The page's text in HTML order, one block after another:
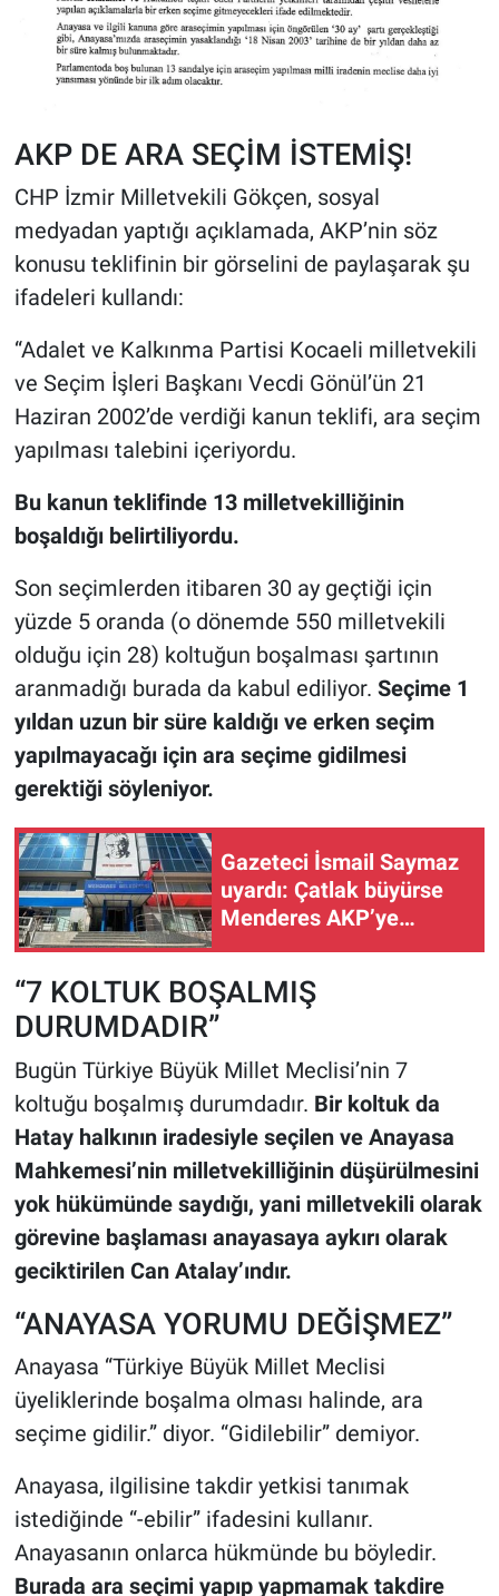
AKP DE ARA SEÇİM İSTEMİŞ!
CHP İzmir Milletvekili Gökçen, sosyal
medyadan yaptığı açıklamada, AKP’nin söz
konusu teklifinin bir görselini de paylaşarak şu
ifadeleri kullandı:
“Adalet ve Kalkınma Partisi Kocaeli milletvekili
ve Seçim İşleri Başkanı Vecdi Gönül’ün 21
Haziran 2002’de verdiği kanun teklifi, ara seçim
yapılması talebini içeriyordu.
Bu kanun teklifinde 13 milletvekilliğinin
boşaldığı belirtiliyordu.
Son seçimlerden itibaren 30 ay geçtiği için
yüzde 5 oranda (o dönemde 550 milletvekili
olduğu için 28) koltuğun boşalması şartının
aranmadığı burada da kabul ediliyor. Seçime 1
yıldan uzun bir süre kaldığı ve erken seçim
yapılmayacağı için ara seçime gidilmesi
gerektiği söyleniyor.
Gazeteci İsmail Saymaz
uyardı: Çatlak büyürse
Menderes AKP’ye
geçebilir!
“7 KOLTUK BOŞALMIŞ
DURUMDADIR”
Bugün Türkiye Büyük Millet Meclisi’nin 7
koltuğu boşalmış durumdadır. Bir koltuk da
Hatay halkının iradesiyle seçilen ve Anayasa
Mahkemesi’nin milletvekilliğinin düşürülmesini
yok hükümünde saydığı, yani milletvekili olarak
görevine başlaması anayasaya aykırı olarak
geciktirilen Can Atalay’ındır.
“ANAYASA YORUMU DEĞİŞMEZ”
Anayasa “Türkiye Büyük Millet Meclisi
üyeliklerinde boşalma olması halinde, ara
seçime gidilir.” diyor. “Gidilebilir” demiyor.
Anayasa, ilgilisine takdir yetkisi tanımak
istediğinde “-ebilir” ifadesini kullanır.
Anayasanın onlarca hükmünde bu böyledir.
Burada ara seçimi yapıp yapmamak takdire